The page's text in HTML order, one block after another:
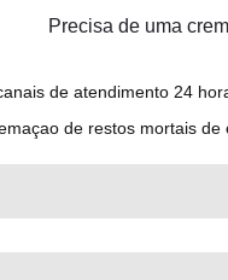
Precisa de uma
de atendimento 24
de restos mortais de